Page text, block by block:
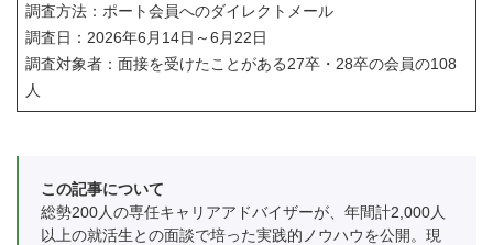
調査方法：ポート会員へのダイレクトメール
調査日：2026年6月14日～6月22日
調査対象者：面接を受けたことがある27卒・28卒の会員の108
人
この記事について
総勢200人の専任キャリアアドバイザーが、年間計2,000人
以上の就活生との面談で培った実践的ノウハウを公開。現